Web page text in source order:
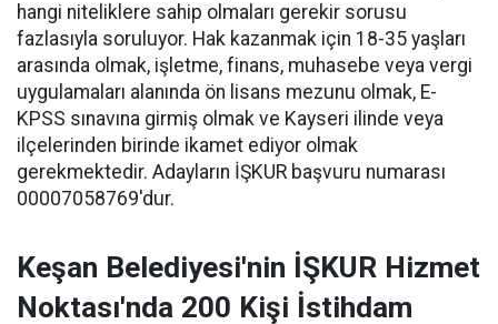
hangi niteliklere sahip olmaları gerekir sorusu
fazlasıyla soruluyor. Hak kazanmak için 18-35 yaşları
arasında olmak, işletme, finans, muhasebe veya vergi
uygulamaları alanında ön lisans mezunu olmak, E-
KPSS sınavına girmiş olmak ve Kayseri ilinde veya
ilçelerinden birinde ikamet ediyor olmak
gerekmektedir. Adayların İŞKUR başvuru numarası
00007058769'dur.
Keşan Belediyesi'nin İŞKUR Hizmet
Noktası'nda 200 Kişi İstihdam